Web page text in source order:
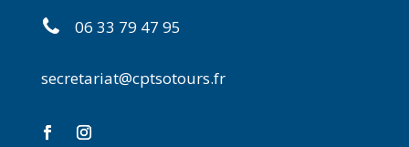
06 33 79 47 95
secretariat@cptsotours.fr